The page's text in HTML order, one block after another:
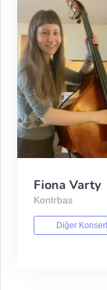
Fiona Varty
Kontrbas
Diğer